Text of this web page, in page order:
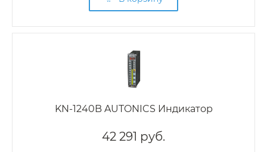
KN-1240B AUTONICS Индикатор
42 291 руб.